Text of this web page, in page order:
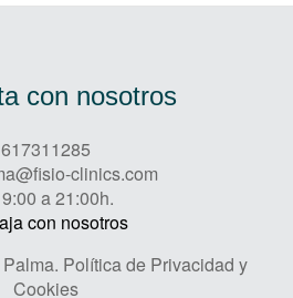
con nosotros
617311285
clinics.com
a 21:00h.
con nosotros
Política de Privacidad y
Cookies